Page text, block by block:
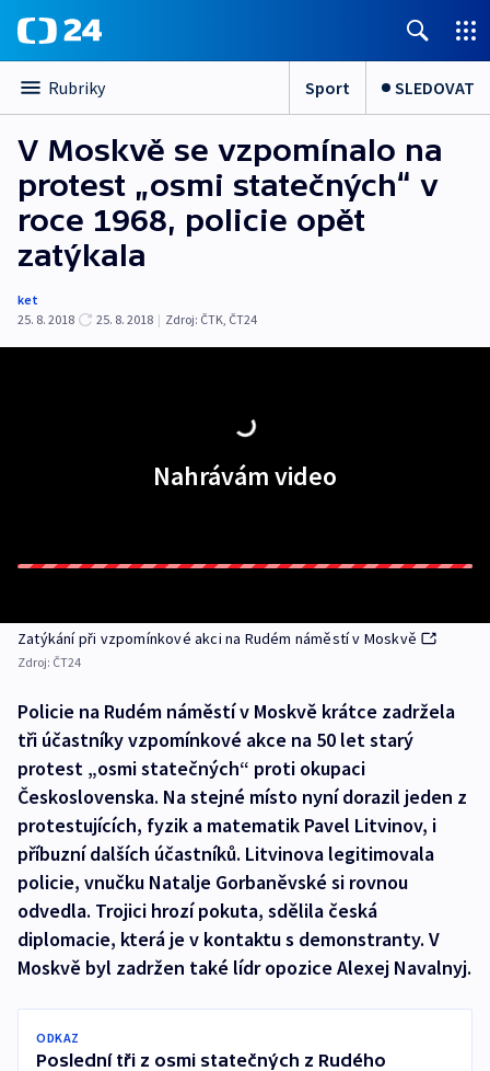
Rubriky Sport SLEDOVAT
V Moskvě se vzpomínalo na
protest „osmi statečných“ v
roce 1968, policie opět
zatýkala
ket
25. 8. 2018
25. 8. 2018 | Zdroj: ČTK, ČT24
Nahrávám video
Zatýkání při vzpomínkové akci na Rudém náměstí v Moskvě
Zdroj: ČT24
Policie na Rudém náměstí v Moskvě krátce zadržela
tři účastníky vzpomínkové akce na 50 let starý
protest „osmi statečných“ proti okupaci
Československa. Na stejné místo nyní dorazil jeden z
protestujících, fyzik a matematik Pavel Litvinov, i
příbuzní dalších účastníků. Litvinova legitimovala
policie, vnučku Natalje Gorbaněvské si rovnou
odvedla. Trojici hrozí pokuta, sdělila česká
diplomacie, která je v kontaktu s demonstranty. V
Moskvě byl zadržen také lídr opozice Alexej Navalnyj.
ODKAZ
Poslední tři z osmi statečných z Rudého